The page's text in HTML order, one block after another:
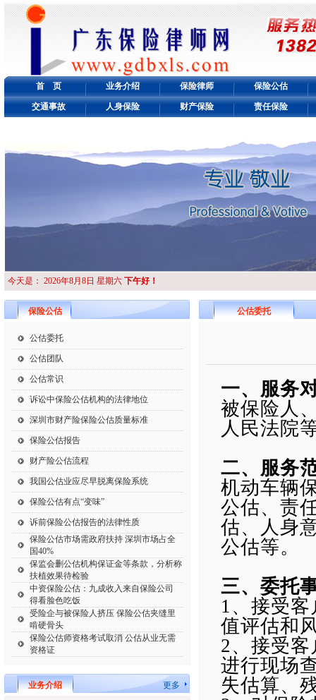
首 页 业务介绍 保险律师 保险公估
交通事故 人身保险 财产保险 责任保险
今天是： 2026年8月8日 星期六 下午好！
保险公估
公估委托
公估团队
公估常识
诉讼中保险公估机构的法律地位
深圳市财产险保险公估质量标准
保险公估报告
财产险公估流程
我国公估业应尽早脱离保险系统
保险公估有点“变味”
诉前保险公估报告的法律性质
保险公估市场需政府扶持 深圳市场占全
国40%
保监会删公估机构保证金等条款，分析称
扶植效果待检验
中资保险公估：九成收入来自保险公司
得看脸色吃饭
受险企与被保险人挤压 保险公估夹缝里
啃硬骨头
保险公估师资格考试取消 公估从业无需
资格证
业务介绍 更多
公估委托
一、服务
被保险人
人民法院
二、服务
机动车辆
公估、责
估、人身
公估等。
三、委托
1、接受
值评估和
2、接受
进行现场
失估算、